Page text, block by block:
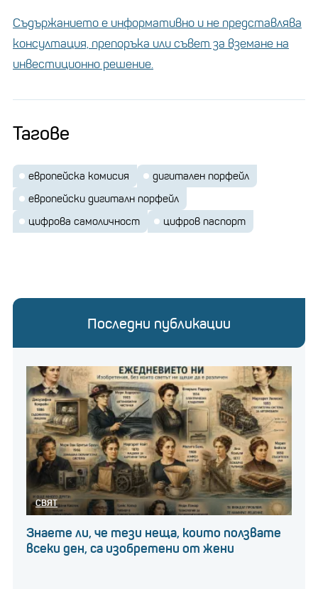
Съдържанието е информативно и не представлява
консултация, препоръка или съвет за вземане на
инвестиционно решение.
Тагове
европейска комисия
дигитален порфейл
европейски дигиталн порфейл
цифрова самоличност
цифров паспорт
Последни публикации
СВЯТ
Знаете ли, че тези неща, които ползвате
всеки ден, са изобретени от жени